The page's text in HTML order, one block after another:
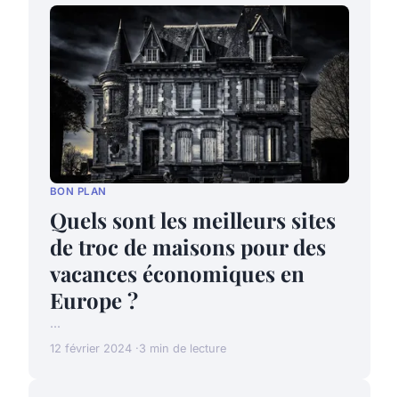
BON PLAN
Quels sont les meilleurs sites
de troc de maisons pour des
vacances économiques en
Europe ?
...
12 février 2024 3 min de lecture